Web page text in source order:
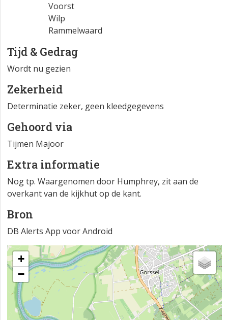
Voorst
Wilp
Rammelwaard
Tijd & Gedrag
Wordt nu gezien
Zekerheid
Determinatie zeker, geen kleedgegevens
Gehoord via
Tijmen Majoor
Extra informatie
Nog tp. Waargenomen door Humphrey, zit aan de
overkant van de kijkhut op de kant.
Bron
DB Alerts App voor Android
+
−